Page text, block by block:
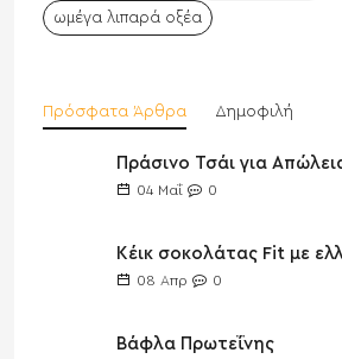
ωμέγα λιπαρά οξέα
Πρόσφατα Άρθρα Δημοφιλή
Πράσινο Τσάι για
04 Μαΐ 0
08 Απρ 0
Βάφλα Πρωτεΐνης